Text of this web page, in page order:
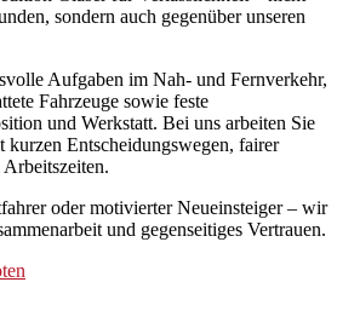
sondern auch gegenüber unseren
Aufgaben im Nah- und Fernverkehr,
Fahrzeuge sowie feste
und Werkstatt. Bei uns arbeiten Sie
kurzen Entscheidungswegen, fairer
oder motivierter Neueinsteiger – wir
und gegenseitiges Vertrauen.